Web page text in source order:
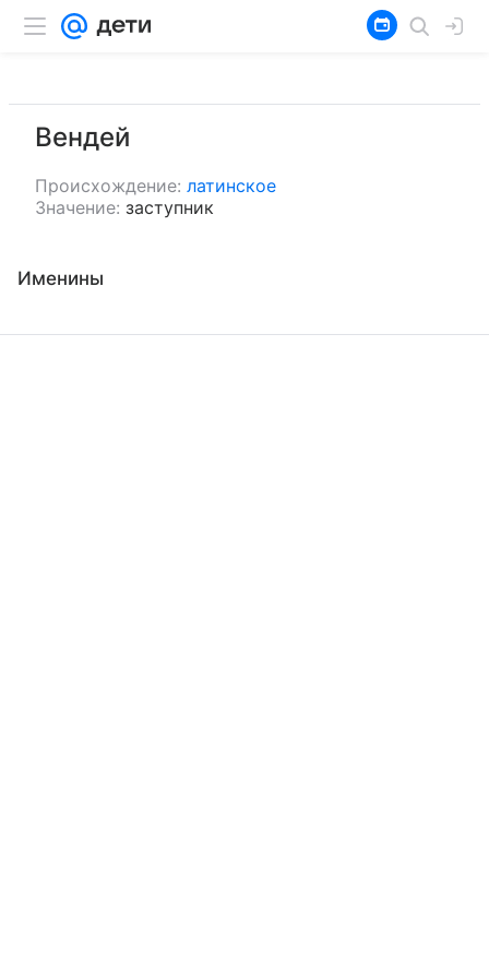
Вендей
Происхождение: латинское
Значение: заступник
Именины